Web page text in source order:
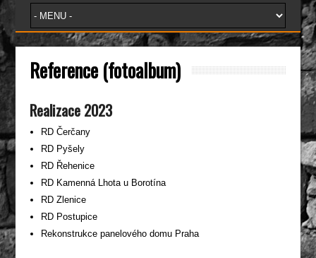
Reference (fotoalbum)
Realizace 2023
RD Čerčany
RD Pyšely
RD Řehenice
RD Kamenná Lhota u Borotína
RD Zlenice
RD Postupice
Rekonstrukce panelového domu Praha